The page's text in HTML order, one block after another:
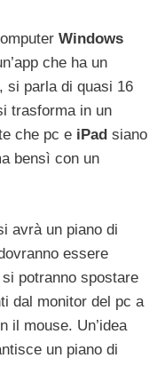
Windows
che ha un
si parla di quasi 16
trasforma in un
che pc e iPad siano
bensì con un
avrà un piano di
essere
potranno spostare
dal monitor del pc a
il mouse. Un’idea
un piano di